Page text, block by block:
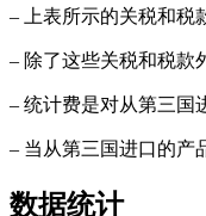
– 上表所示的关税和税
– 除了这些关税和税款
– 统计费是对从第三国
– 当从第三国进口的产
数据统计